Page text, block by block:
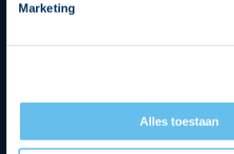
Marketing
Alles toestaan